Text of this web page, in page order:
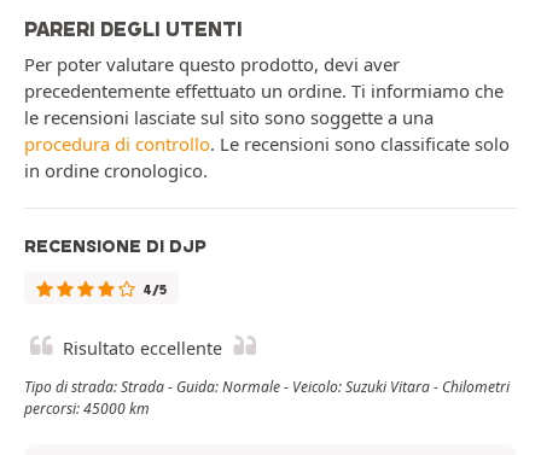
PARERI DEGLI UTENTI
Per poter valutare questo prodotto, devi aver
precedentemente effettuato un ordine. Ti informiamo che
le recensioni lasciate sul sito sono soggette a una
procedura di controllo. Le recensioni sono classificate solo
in ordine cronologico.
RECENSIONE DI DJP
4/5
Risultato eccellente
Tipo di strada: Strada - Guida: Normale - Veicolo: Suzuki Vitara - Chilometri
percorsi: 45000 km